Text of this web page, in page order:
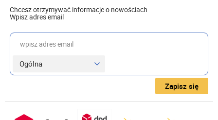
Chcesz otrzymywać informacje o nowościach
Wpisz adres email
wpisz adres email
Zapisz się